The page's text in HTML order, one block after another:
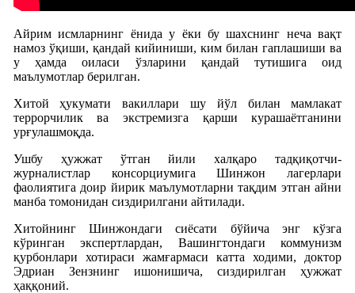
Айрим исмларнинг ёнида у ёки бу шахснинг неча вақт
намоз ўқиши, қандай кийиниши, ким билан гаплашиши ва
у ҳамда оиласи ўзларини қандай тутишига оид
маълумотлар берилган.
Хитой ҳукумати вакиллари шу йўл билан мамлакат
террорчилик ва экстремизга қарши курашаётганини
урғулашмоқда.
Ушбу ҳужжат ўтган йили халқаро тадқиқотчи-
журналистлар консорциумига Шинжон лагерлари
фаолиятига доир йирик маълумотларни тақдим этган айни
манба томонидан сиздирилгани айтилади.
Хитойнинг Шинжондаги сиёсати бўйича энг кўзга
кўринган экспертлардан, Вашингтондаги коммунизм
қурбонлари хотираси жамғармаси катта ходими, доктор
Эдриан Зензнинг ишонишича, сиздирилган ҳужжат
ҳаққоний.